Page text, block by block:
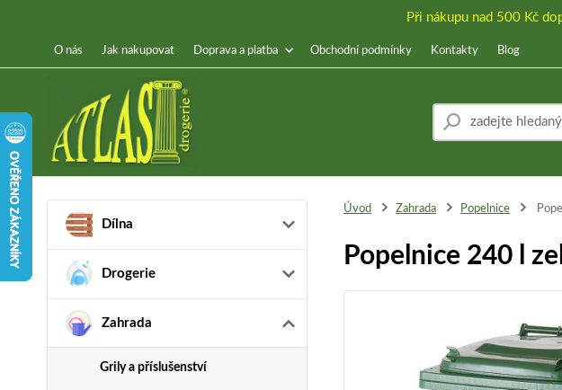
Při nákupu nad 500 Kč
O nás Jak nakupovat Doprava a platba Obchodní podmínky Kontakty Blog
Dílna
Drogerie
Zahrada
Grily a příslušenství
Úvod Zahrada Popelnice
Popelnice 240 l